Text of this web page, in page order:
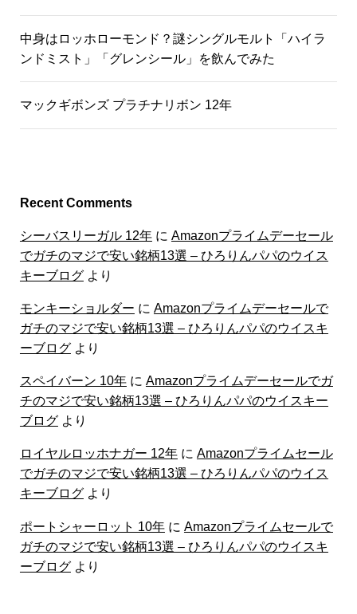
中身はロッホローモンド？謎シングルモルト「ハイラ
ンドミスト」「グレンシール」を飲んでみた
マックギボンズ プラチナリボン 12年
Recent Comments
シーバスリーガル 12年に Amazonプライムデーセール
でガチのマジで安い銘柄13選 – ひろりんパパのウイス
キーブログより
モンキーショルダー に Amazonプライムデーセールで
ガチのマジで安い銘柄13選 – ひろりんパパのウイスキ
ーブログより
スペイバーン 10年に Amazonプライムデーセールでガ
チのマジで安い銘柄13選 – ひろりんパパのウイスキー
ブログより
ロイヤルロッホナガー 12年に Amazonプライムセール
でガチのマジで安い銘柄13選 – ひろりんパパのウイス
キーブログより
ポートシャーロット 10年に Amazonプライムセールで
ガチのマジで安い銘柄13選 – ひろりんパパのウイスキ
ーブログより